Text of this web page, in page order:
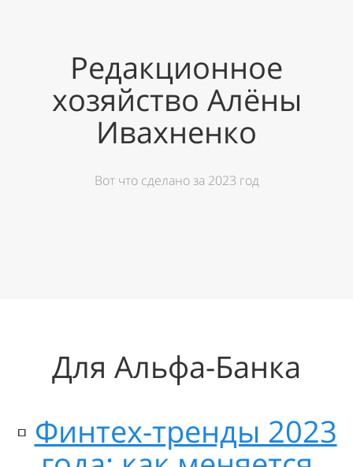
Редакционное
хозяйство Алёны
Ивахненко
Вот что сделано за 2023 год
Для Альфа-Банка
▫️ Финтех-тренды 2023